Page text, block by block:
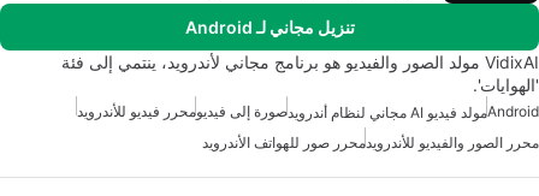
تنزيل مجاني لـ Android
VidixAI مولد الصور والفيديو هو برنامج مجاني لأندرويد، ينتمي إلى فئة
'الهوايات'.
Androidمولد فيديو AI مجاني لنظام أندرويد صورة إلى فيديومحرر فيديو للأندرويد
محرر الصور والفيديو للأندرويدمحرر صور للهواتف الأندرويد